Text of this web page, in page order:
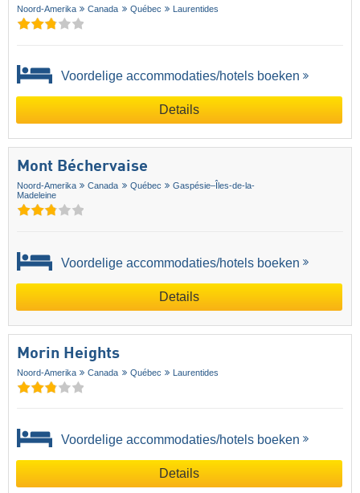
Noord-Amerika Canada Québec Laurentides
Voordelige accommodaties/hotels boeken
Details
Mont Béchervaise
Noord-Amerika Canada Québec
Gaspésie–Îles-de-la-
Madeleine
Voordelige accommodaties/hotels boeken
Details
Morin Heights
Noord-Amerika Canada Québec Laurentides
Voordelige accommodaties/hotels boeken
Details